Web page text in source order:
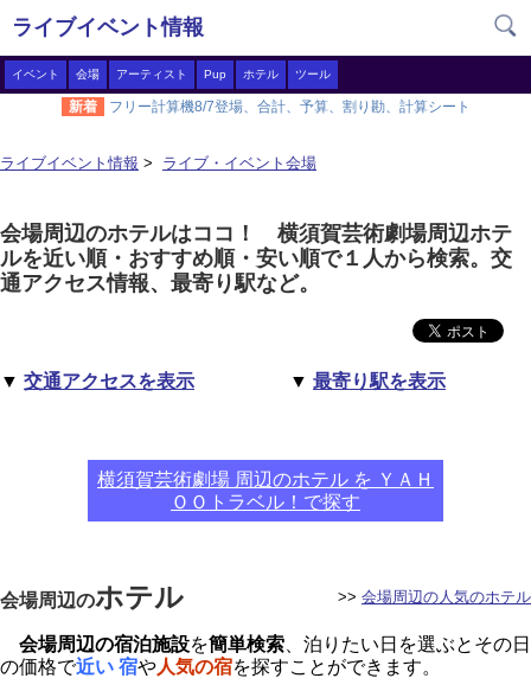
ライブイベント情報
イベント 会場 アーティスト Pup ホテル ツール
新着 フリー計算機8/7登場、合計、予算、割り勘、計算シート
ライブイベント情報 > ライブ・イベント会場
会場周辺のホテルはココ！ 横須賀芸術劇場周辺ホテ
ルを近い順・おすすめ順・安い順で１人から検索。交
通アクセス情報、最寄り駅など。
▼ 交通アクセスを表示 ▼ 最寄り駅を表示
横須賀芸術劇場 周辺のホテル を ＹＡＨ
ＯＯトラベル！で探す
会場周辺のホテル >> 会場周辺の人気のホテル
会場周辺の宿泊施設を簡単検索 、泊りたい日を選ぶとその日
の価格で近い 宿や人気の宿を探すことができます。